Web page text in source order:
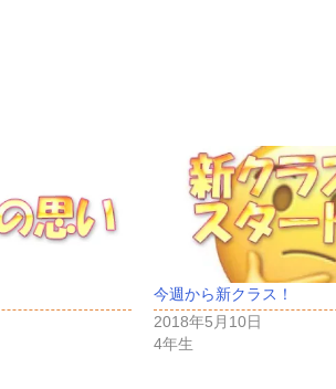
今週から新クラス！
2018年5月10日
4年生